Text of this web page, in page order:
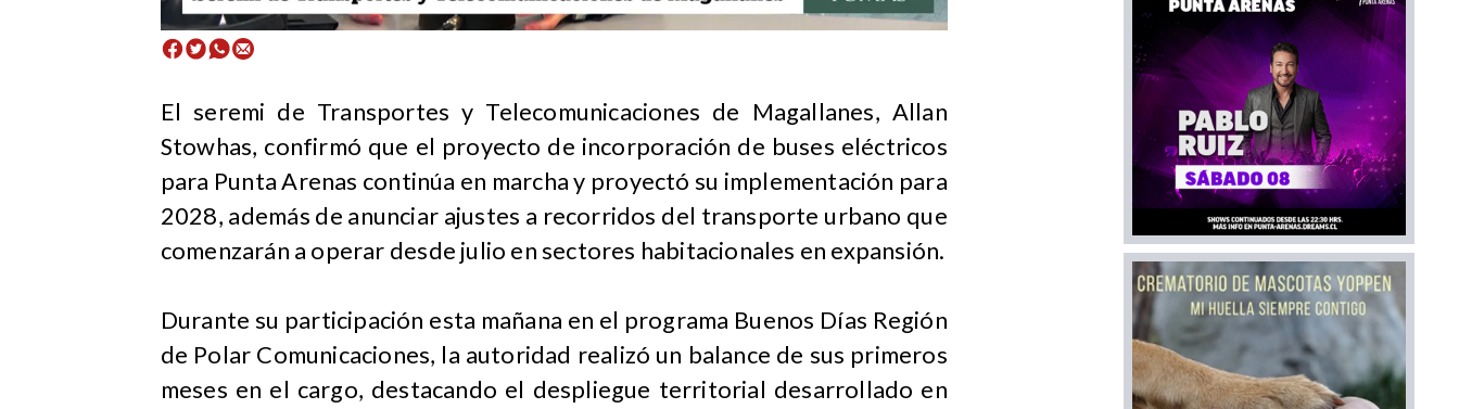
​El seremi de Transportes y Telecomunicaciones de Magallanes, Allan
Stowhas, confirmó que el proyecto de incorporación de buses eléctricos
para Punta Arenas continúa en marcha y proyectó su implementación para
2028, además de anunciar ajustes a recorridos del transporte urbano que
comenzarán a operar desde julio en sectores habitacionales en expansión.
Durante su participación esta mañana en el programa Buenos Días Región
de Polar Comunicaciones, la autoridad realizó un balance de sus primeros
meses en el cargo, destacando el despliegue territorial desarrollado en